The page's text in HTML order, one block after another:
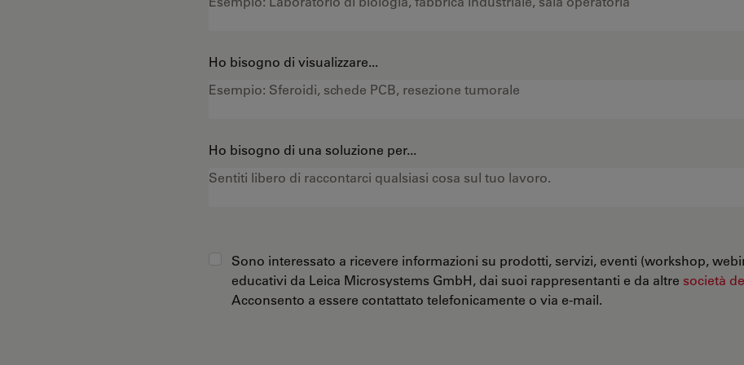
Ho bisogno di visualizzare...
Ho bisogno di una soluzione per...
Sono interessato a ricevere informazioni su prodotti, servizi, eventi (workshop,
educativi da Leica Microsystems GmbH, dai suoi rappresentanti e da altre società
Acconsento a essere contattato telefonicamente o via e-mail.